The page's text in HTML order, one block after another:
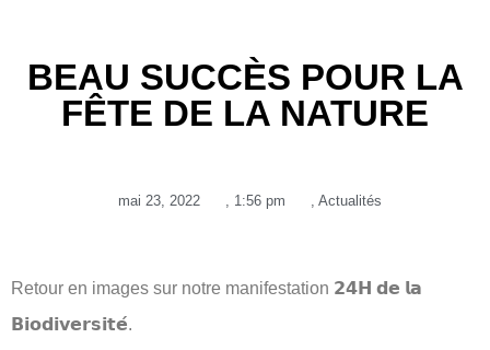
BEAU SUCCÈS POUR LA
FÊTE DE LA NATURE
mai 23, 2022 , 1:56 pm , Actualités
Retour en images sur notre manifestation 𝟮𝟰𝗛 𝗱𝗲 𝗹𝗮
𝗕𝗶𝗼𝗱𝗶𝘃𝗲𝗿𝘀𝗶𝘁𝗲́.